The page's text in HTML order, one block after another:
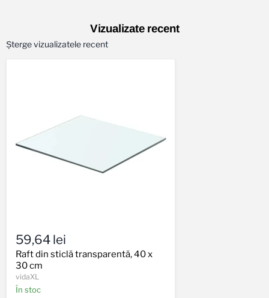
Vizualizate recent
Șterge vizualizatele recent
din
sticlă
transparentă,
40
30
cm
59,64 lei
Raft din sticlă transparentă, 40 x
30 cm
vidaXL
În stoc